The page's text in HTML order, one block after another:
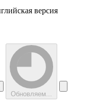
версия
Обновляем...